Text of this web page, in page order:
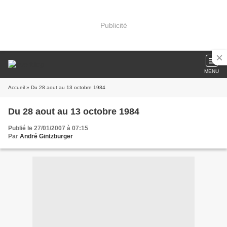
Publicité
MENU
Accueil » Du 28 aout au 13 octobre 1984
Du 28 aout au 13 octobre 1984
Publié le 27/01/2007 à 07:15
Par André Gintzburger